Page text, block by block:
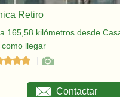
Retiro
165,58 kilómetros desde
llegar
Contactar